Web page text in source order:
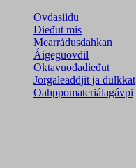
Ovdasiidu
Dieđut mis
Mearrádusdahkan
Áigeguovdil
Oktavuođadieđut
Jorgaleaddjit ja dulkkat
Oahppomateriálagávpi